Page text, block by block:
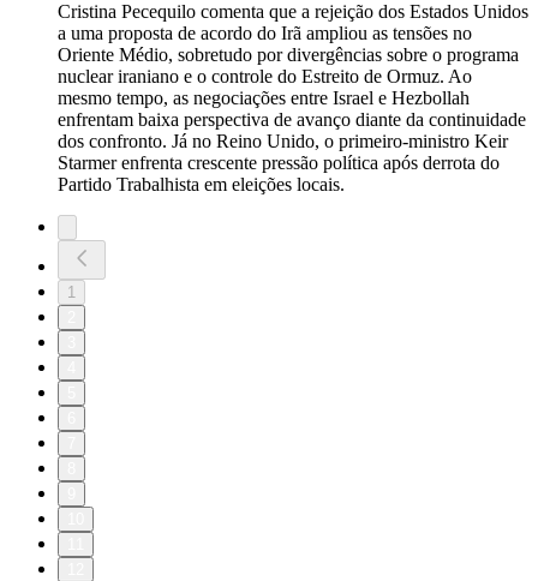
Cristina Pecequilo comenta que a rejeição dos Estados Unidos
a uma proposta de acordo do Irã ampliou as tensões no
Oriente Médio, sobretudo por divergências sobre o programa
nuclear iraniano e o controle do Estreito de Ormuz. Ao
mesmo tempo, as negociações entre Israel e Hezbollah
enfrentam baixa perspectiva de avanço diante da continuidade
dos confronto. Já no Reino Unido, o primeiro-ministro Keir
Starmer enfrenta crescente pressão política após derrota do
Partido Trabalhista em eleições locais.
1